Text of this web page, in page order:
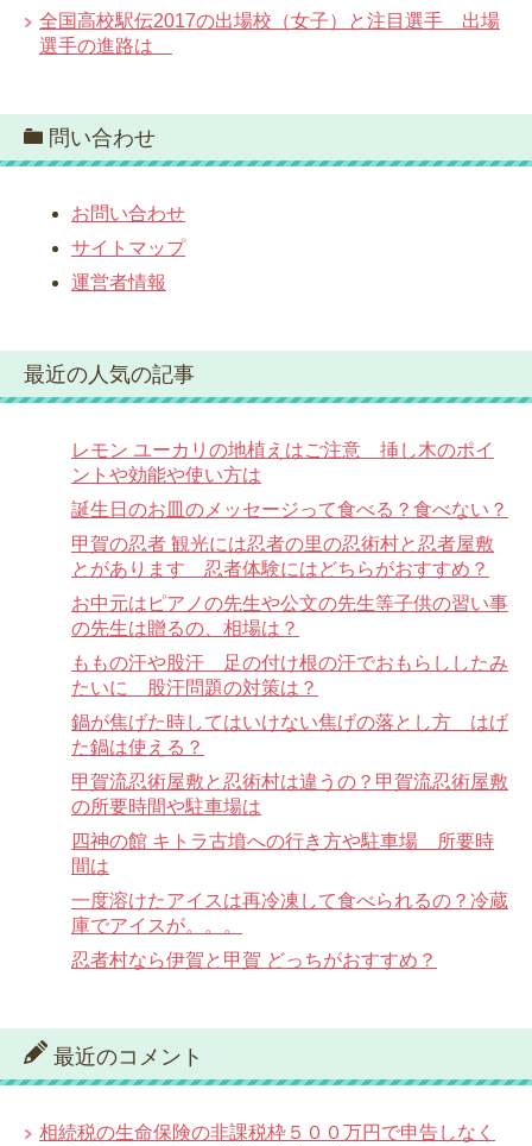
全国高校駅伝2017の出場校（女子）と注目選手 出場
選手の進路は
問い合わせ
お問い合わせ
サイトマップ
運営者情報
最近の人気の記事
レモン ユーカリの地植えはご注意 挿し木のポイ
ントや効能や使い方は
誕生日のお皿のメッセージって食べる？食べない？
甲賀の忍者 観光には忍者の里の忍術村と忍者屋敷
とがあります 忍者体験にはどちらがおすすめ？
お中元はピアノの先生や公文の先生等子供の習い事
の先生は贈るの、相場は？
ももの汗や股汗 足の付け根の汗でおもらししたみ
たいに 股汗問題の対策は？
鍋が焦げた時してはいけない焦げの落とし方 はげ
た鍋は使える？
甲賀流忍術屋敷と忍術村は違うの？甲賀流忍術屋敷
の所要時間や駐車場は
四神の館 キトラ古墳への行き方や駐車場 所要時
間は
一度溶けたアイスは再冷凍して食べられるの？冷蔵
庫でアイスが。。。
忍者村なら伊賀と甲賀 どっちがおすすめ？
最近のコメント
相続税の生命保険の非課税枠５００万円で申告しなく